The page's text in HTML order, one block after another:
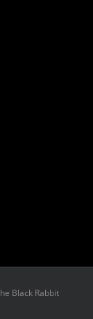
Black Rabbit